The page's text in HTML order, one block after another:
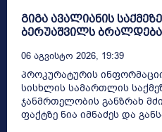
გიგა ავალიანის
ბერუაშვილს
06 Აგვისტო 2026, 19:39
პროკურატურის
სისხლის სამართლის
ჯანმრთელობის განზრახ
ფაქტზე ნია იმნაძეს და